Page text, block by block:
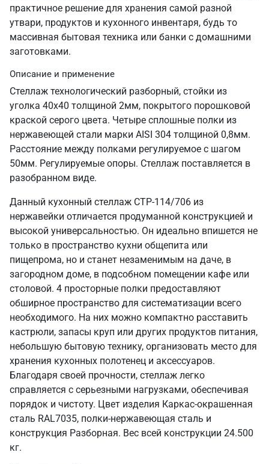
практичное решение для хранения самой разной
утвари, продуктов и кухонного инвентаря, будь то
массивная бытовая техника или банки с домашними
заготовками.
Описание и применение
Стеллаж технологический разборный, стойки из
уголка 40х40 толщиной 2мм, покрытого порошковой
краской серого цвета. Четыре сплошные полки из
нержавеющей стали марки AISI 304 толщиной 0,8мм.
Расстояние между полками регулируемое с шагом
50мм. Регулируемые опоры. Стеллаж поставляется в
разобранном виде.
Данный кухонный стеллаж СТР-114/706 из
нержавейки отличается продуманной конструкцией и
высокой универсальностью. Он идеально впишется не
только в пространство кухни общепита или
пищепрома, но и станет незаменимым на даче, в
загородном доме, в подсобном помещении кафе или
столовой. 4 просторные полки предоставляют
обширное пространство для систематизации всего
необходимого. На них можно компактно расставить
кастрюли, запасы круп или других продуктов питания,
небольшую бытовую технику, организовать место для
хранения кухонных полотенец и аксессуаров.
Благодаря своей прочности, стеллаж легко
справляется с серьезными нагрузками, обеспечивая
порядок и чистоту. Цвет изделия Каркас-окрашенная
сталь RAL7035, полки-нержавеющая сталь и
конструкция Разборная. Вес всей конструкции 24.500
кг.